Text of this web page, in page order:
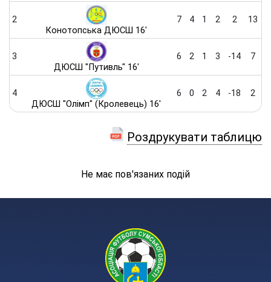
2
Конотопська ДЮСШ 16'
7 4 1 2 2 13
3
ДЮСШ "Путивль" 16'
6 2 1 3 -14 7
4
ДЮСШ "Олімп" (Кролевець) 16'
6 0 2 4 -18 2
Роздрукувати таблицю
Не має пов'язаних подій